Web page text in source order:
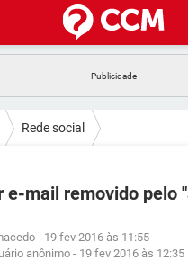
GMAIL
GMAIL
WHATSAPP
EXCEL
WHATSAPP
Rede social
e-mail removido pelo
- 19 fev 2016 às 11:55
anônimo - 19 fev 2016 às 12:35